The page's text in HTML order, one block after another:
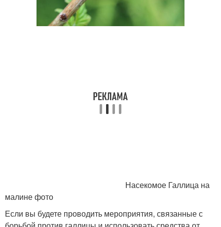
Насекомое Галлица на
малине фото
Если вы будете проводить мероприятия, связанные с